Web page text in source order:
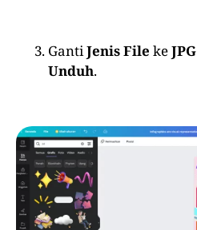
GantiJenis File keJPG
Unduh.